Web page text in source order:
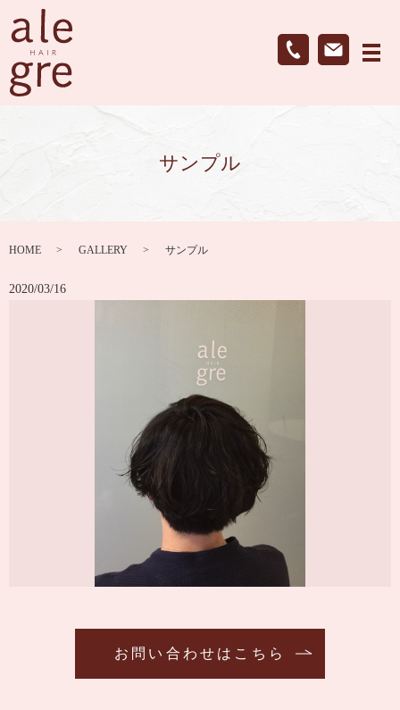
メ
サンプル
HOME GALLERY サンプル
2020/03/16
お問い合わせはこちら